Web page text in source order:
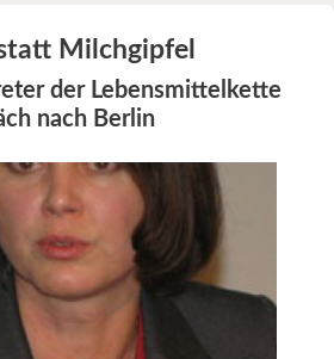
Milchgipfel
der Lebensmittelkette
nach Berlin